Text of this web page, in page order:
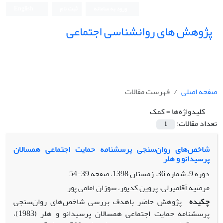
پژوهش های روانشناسی اجتماعی
صفحه اصلی
فهرست مقالات
کلیدواژه‌ها =کمک
تعداد مقالات:
1
شاخص‌های روان‌سنجی پرسشنامه حمایت اجتماعی همسالان
پرسیدانو و هلر
دوره 9، شماره 36، زمستان 1398، صفحه
39-54
مرضیه آقامیرلی، پروین کدیور، سوزان امامی پور
چکیده پژوهش حاضر باهدف بررسی شاخص‌های روان‌سنجی
پرسشنامه حمایت اجتماعی همسالان پرسیدانو و هلر (1983)،